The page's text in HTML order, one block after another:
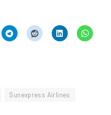
Sunexpress Airlines